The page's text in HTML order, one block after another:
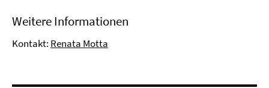
Weitere Informationen
Kontakt: Renata Motta